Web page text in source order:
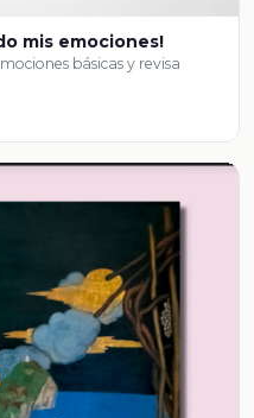
mis emociones!
básicas y revisa